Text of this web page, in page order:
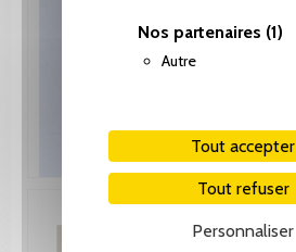
Nos partenaires (1)
Autre
Tout accepter
Tout refuser
Personnaliser